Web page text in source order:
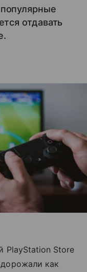
отдавать
PlayStation Store
как